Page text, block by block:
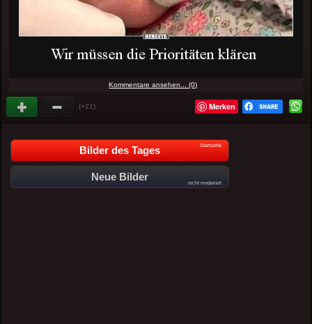
Kommentare ansehen... (0)
(+21) Merken
Bilder des Tages Startseite
Neue Bilder
nicht moderiert